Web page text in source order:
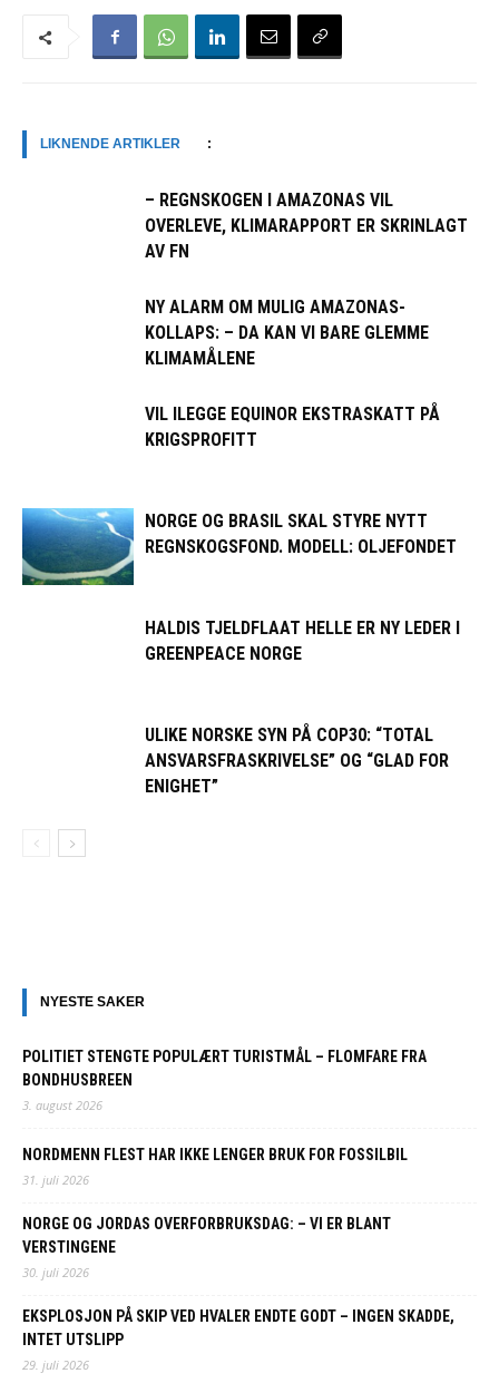
LIKNENDE ARTIKLER :
– REGNSKOGEN I AMAZONAS VIL
OVERLEVE, KLIMARAPPORT ER SKRINLAGT
AV FN
NY ALARM OM MULIG AMAZONAS-
KOLLAPS: – DA KAN VI BARE GLEMME
KLIMAMÅLENE
VIL ILEGGE EQUINOR EKSTRASKATT PÅ
KRIGSPROFITT
NORGE OG BRASIL SKAL STYRE NYTT
REGNSKOGSFOND. MODELL: OLJEFONDET
HALDIS TJELDFLAAT HELLE ER NY LEDER I
GREENPEACE NORGE
ULIKE NORSKE SYN PÅ COP30: “TOTAL
ANSVARSFRASKRIVELSE” OG “GLAD FOR
ENIGHET”
NYESTE SAKER
POLITIET STENGTE POPULÆRT TURISTMÅL – FLOMFARE FRA
BONDHUSBREEN
3. august 2026
NORDMENN FLEST HAR IKKE LENGER BRUK FOR FOSSILBIL
31. juli 2026
NORGE OG JORDAS OVERFORBRUKSDAG: – VI ER BLANT
VERSTINGENE
30. juli 2026
EKSPLOSJON PÅ SKIP VED HVALER ENDTE GODT – INGEN SKADDE,
INTET UTSLIPP
29. juli 2026